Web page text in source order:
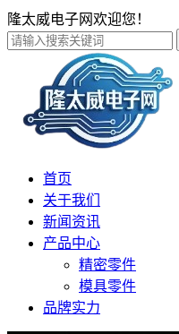
隆太威电子网欢迎您！
首页
关于我们
新闻资讯
产品中心
精密零件
模具零件
品牌实力